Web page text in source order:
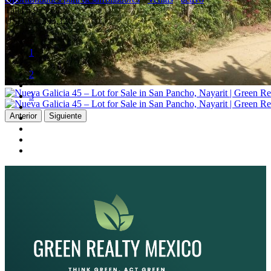
Anterior Siguiente
Talla6,975.60
USD$ 1,395,120
1
2
3